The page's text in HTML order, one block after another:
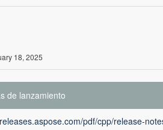
18, 2025
de lanzamiento
pdf/cpp/release-